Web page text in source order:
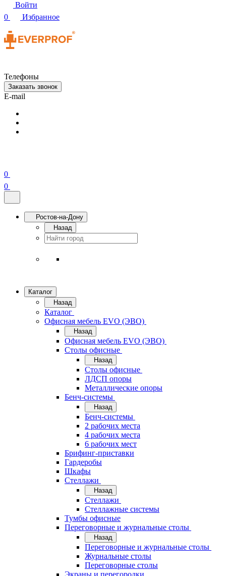
Войти
0
Избранное
Телефоны
Заказать звонок
E-mail
0
0
Ростов-на-Дону
Назад
Каталог
Назад
Каталог
Офисная мебель EVO (ЭВО)
Назад
Офисная мебель EVO (ЭВО)
Cтолы офисные
Назад
Cтолы офисные
ЛДСП опоры
Металлические опоры
Бенч-системы
Назад
Бенч-системы
2 рабочих места
4 рабочих места
6 рабочих мест
Брифинг-приставки
Гардеробы
Шкафы
Стеллажи
Назад
Стеллажи
Стеллажные системы
Тумбы офисные
Переговорные и журнальные столы
Назад
Переговорные и журнальные столы
Журнальные столы
Переговорные столы
Экраны и перегородки